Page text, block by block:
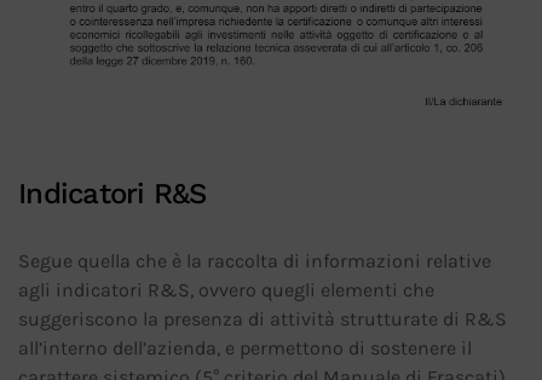
Indicatori R&S
Segue quella che è la raccolta di informazioni relative
agli indicatori R&S, ovvero quegli elementi che
suggeriscono la presenza di attività strutturate di R&S
all’interno dell’azienda, e permettono di sostenere il